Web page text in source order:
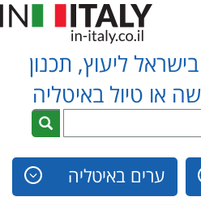
ליעוץ, תכנון
או טיול באיטליה
ערים באיטליה